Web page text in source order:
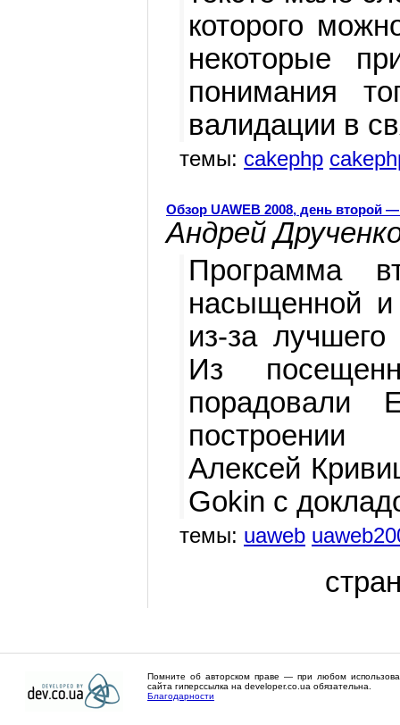
которого
некоторые
понимания
валидации в
темы: cakephp
Обзор UAWEB 2008, день второй
Андрей
Программа
насыщенной и
из-за
Из
порадовали
построении
Алексей
Gokin с
темы: uaweb
Помните об авторском праве — при любом
сайта гиперссылка на developer.co.ua обязательна.
Благодарности